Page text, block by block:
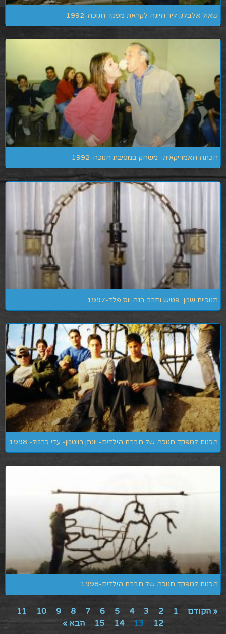
שאול אלבלק ליד היונה לקראת מפקד חנוכה-1992
הכתה האמריקאית- משחק במסיבת חנוכה-1992
חנוכיית שמן ,פטיש וחרב בנה יוס פלד-1997
הכנות למפקד חנוכה של חברת הילדים- יונתן רויטמן- עדי כרמל- 1998
הכנות למפקד חנוכה של חברת הילדים-1998
« הקודם 1
2
3
4
5
6
7
8
9
10
11
12
13
14
15 הבא »